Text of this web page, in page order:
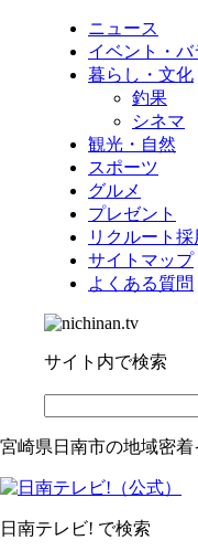
ニュース
イベント・バ
暮らし・文化
釣果
シネマ
観光・自然
スポーツ
グルメ
プレゼント
リクルート採
サイトマップ
よくある質問
サイト内で検索
宮崎県日南市の地域密
日南テレビ! で検索